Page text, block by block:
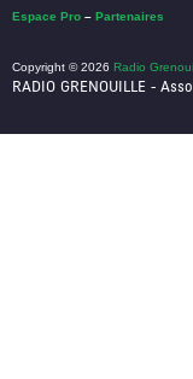
Espace Pro – Partenaires
Copyright © 2026 Radio
RADIO GRENOUILLE -